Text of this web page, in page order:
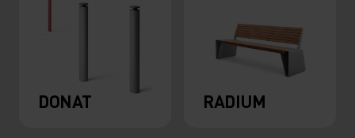
DONAT RADIUM